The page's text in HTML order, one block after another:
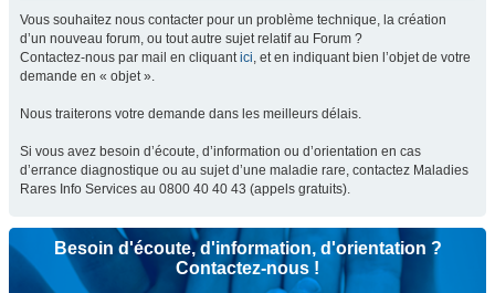
Vous souhaitez nous contacter pour un problème technique, la création
d’un nouveau forum, ou tout autre sujet relatif au Forum ?
Contactez-nous par mail en cliquantici, et en indiquant bien l’objet de votre
demande en « objet ».
Nous traiterons votre demande dans les meilleurs délais.
Si vous avez besoin d’écoute, d’information ou d’orientation en cas
d’errance diagnostique ou au sujet d’une maladie rare, contactez Maladies
Rares Info Services au 0800 40 40 43 (appels gratuits).
Besoin d'écoute, d'information, d'orientation ?
Contactez-nous !